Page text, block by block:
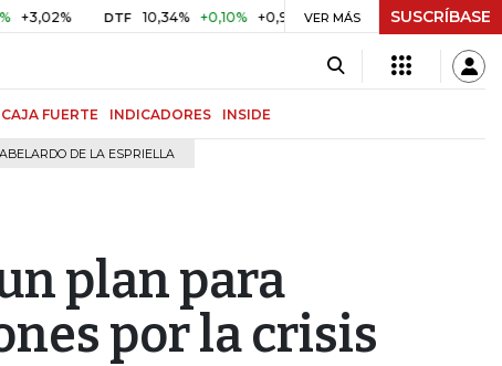
DTF 10,34% +0,10% +0,98% UVR $ 417,01 +$ 0,05 +0,01%
VER MÁS SUSCRÍBASE
CAJA FUERTE INDICADORES INSIDE
ABELARDO DE LA ESPRIELLA
plan para
por la crisis